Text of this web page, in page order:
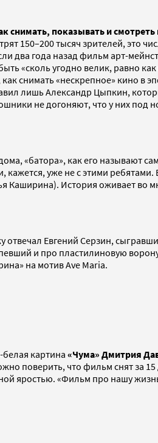
снимать, показывать и смотреть
150–200 тысяч зрителей, это
два года назад фильм арт-
«сколь угодно велик, равно
снимать «нескрепное» кино в
лишь Александр Цыпкин,
не догоняют, что у них
«батора», как его называют
уже не с этими
Каширина). История оживает во
Евгений Серзин,
и про пластилиновую
на мотив Ave Maria.
картина «Чума» Дмитрия
поверить, что фильм снят за
яростью. «Фильм про нашу